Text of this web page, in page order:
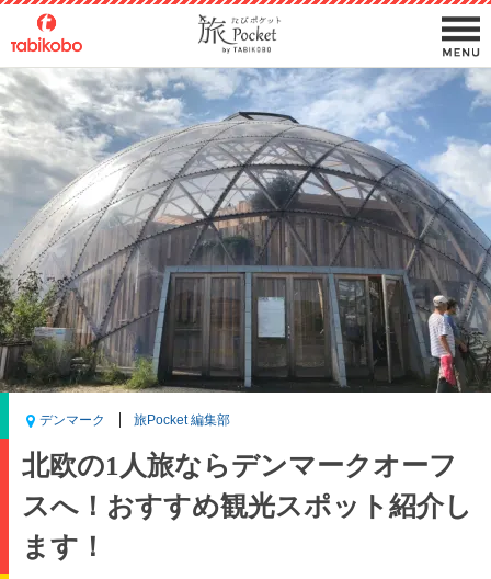
デンマーク 旅Pocket 編集部
北欧の1人旅ならデンマークオーフ
スへ！おすすめ観光スポット紹介し
ます！